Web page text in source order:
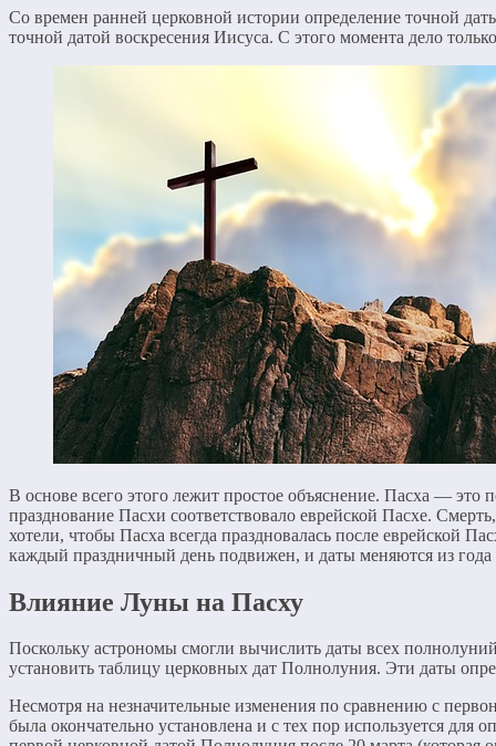
Со времен ранней церковной истории определение точной
точной датой воскресения Иисуса. С этого момента дело
В основе всего этого лежит простое объяснение. Пасха —
празднование Пасхи соответствовало еврейской Пасхе.
хотели, чтобы Пасха всегда праздновалась после еврейской
каждый праздничный день подвижен, и даты меняются из года
Влияние Луны на Пасху
Поскольку астрономы смогли вычислить даты всех
установить таблицу церковных дат Полнолуния. Эти даты
Несмотря на незначительные изменения по сравнению с
была окончательно установлена и с тех пор используется